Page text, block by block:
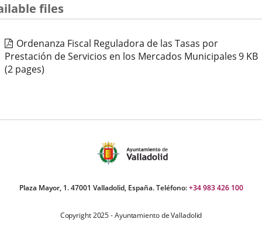
files
Ordenanza Fiscal Reguladora de las Tasas por
Prestación de Servicios en los Mercados Municipales9 KB
(2 pages)
Plaza Mayor, 1. 47001 Valladolid, España. Teléfono:+34 983 426 100
Copyright 2025 - Ayuntamiento de Valladolid